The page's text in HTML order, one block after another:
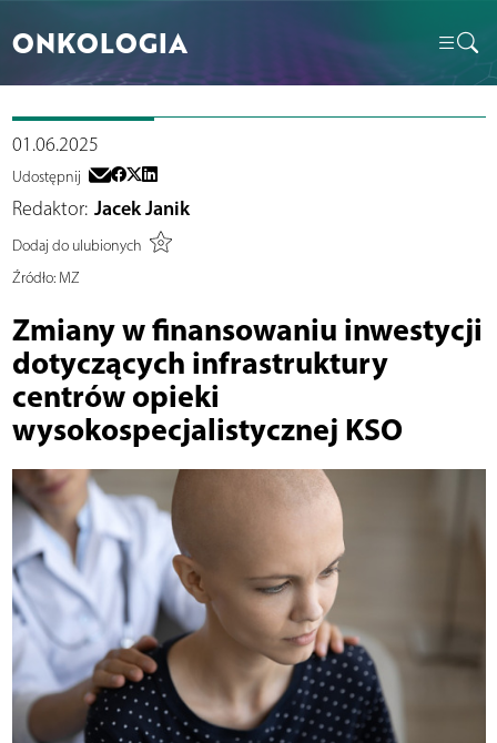
ONKOLOGIA
01.06.2025
Udostępnij
Redaktor: Jacek Janik
Dodaj do ulubionych
Źródło:MZ
Zmiany w finansowaniu inwestycji
dotyczących infrastruktury
centrów opieki
wysokospecjalistycznej KSO